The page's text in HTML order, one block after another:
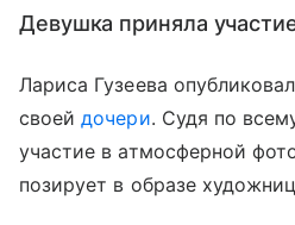
Девушка приняла
Лариса Гузеева
своейдочери. Судя по
участие в атмосферной
позирует в образе